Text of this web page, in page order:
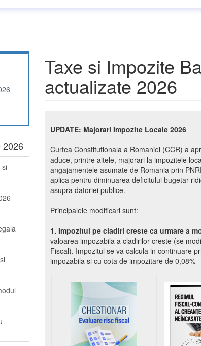
2026
si
-
Taxe si Impozite
actualizate 2026
UPDATE: Majorari Impozite Locale 2026
Curtea Constitutionala a Romaniei (CCR) a
aduce, printre altele, majorari la impozitele
angajamentele asumate de Romania prin
aplica pentru diminuarea deficitului bugetar
asupra datoriei publice.
Principalele modificari sunt:
1. Impozitul pe cladiri creste ca urmare a
valoarea impozabila a cladirilor creste (se
Fiscal). Impozitul se va calcula in continuare
impozabila si cu cota de impozitare de 0,08%